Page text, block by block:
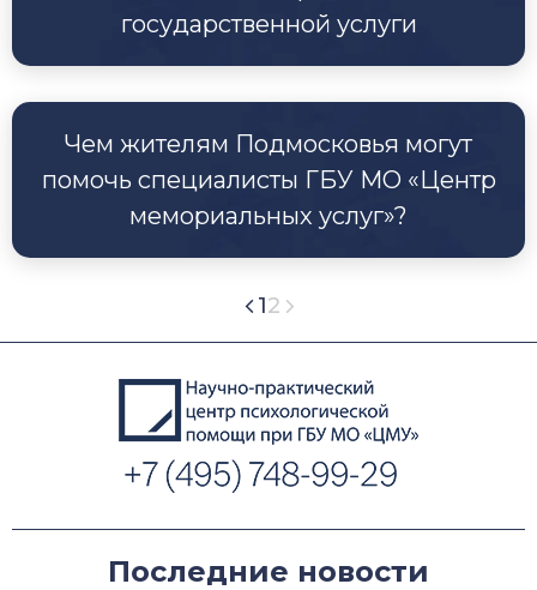
государственной услуги
Чем жителям Подмосковья могут
помочь специалисты ГБУ МО «Центр
мемориальных услуг»?
12
Последние новости